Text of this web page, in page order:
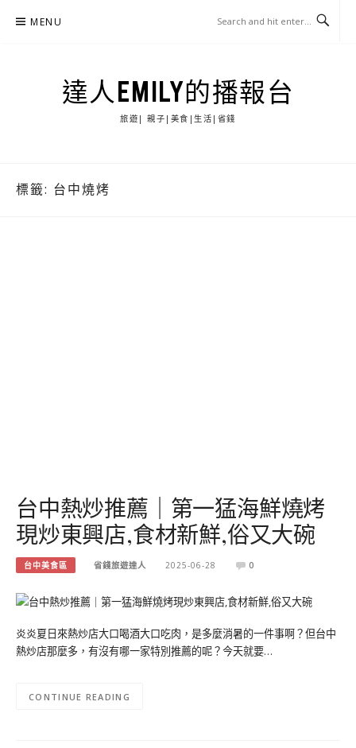
MENU
達人EMILY的播報台
旅遊| 親子|美食|生活|省錢
標籤: 台中燒烤
台中熱炒推薦｜第一猛海鮮燒烤
現炒東興店,食材新鮮,俗又大碗
台中美食區 省錢旅遊達人 2025-06-28 0
炎炎夏日來熱炒店大口喝酒大口吃肉，是多麼消暑的一件事啊？但台中
熱炒店那麼多，有沒有哪一家特別推薦的呢？今天就要…
CONTINUE READING